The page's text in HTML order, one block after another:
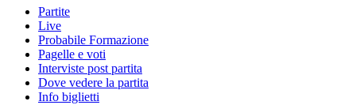
Partite
Live
Probabile Formazione
Pagelle e voti
Interviste post partita
Dove vedere la partita
Info biglietti